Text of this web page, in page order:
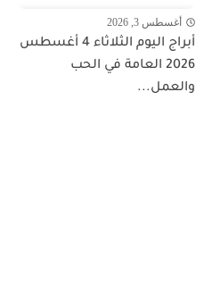
أغسطس 3, 2026
أبراج اليوم الثلاثاء 4 أغسطس
2026 العامة في الحب
والعمل...